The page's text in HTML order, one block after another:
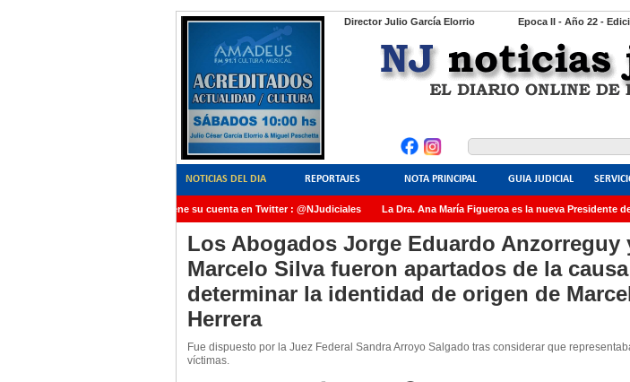
Director Julio García Elorrio Epoca II - Año 22 -
NOTICIAS DEL DIA REPORTAJES NOTA PRINCIPAL GUIA JUDICIAL
NoticiasJudiciales.INFO tiene su cuenta en Twitter : @NJudiciales La Dra. Ana María Figueroa es la nueva Presidente de
AMIA quedó radicada ante el Juez Daniel RafecasLos Abogados Jorge Eduardo Anzorreguy
Marcelo Silva fueron apartados de la
determinar la identidad de origen de
Herrera
Fue dispuesto por la Juez Federal Sandra Arroyo Salgado tras considerar que
víctimas.